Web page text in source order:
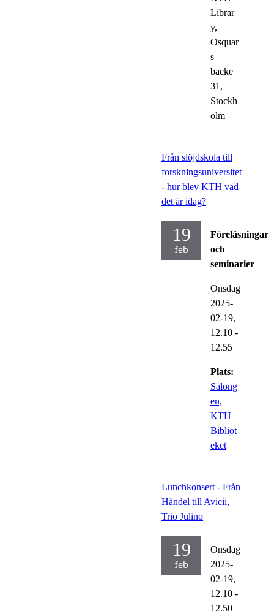
Librar
y,
Osquar
s
backe
31,
Stockh
olm
Från slöjdskola till
forskningsuniversitet
- hur blev KTH vad
det är idag?
19
feb
Föreläsningar
och
seminarier
Onsdag
2025-
02-19,
12.10 -
12.55
Plats:
Salong
en,
KTH
Bibliot
eket
Lunchkonsert - Från
Händel till Avicii,
Trio Julino
19
feb
Onsdag
2025-
02-19,
12.10 -
12.50